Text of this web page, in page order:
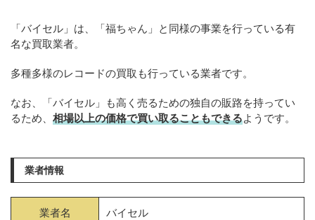
「バイセル」は、「福ちゃん」と同様の事業を行っている有
名な買取業者。
多種多様のレコードの買取も行っている業者です。
なお、「バイセル」も高く売るための独自の販路を持ってい
るため、 相場以上の価格で買い取ることもできるようです。
業者情報
業者名 バイセル